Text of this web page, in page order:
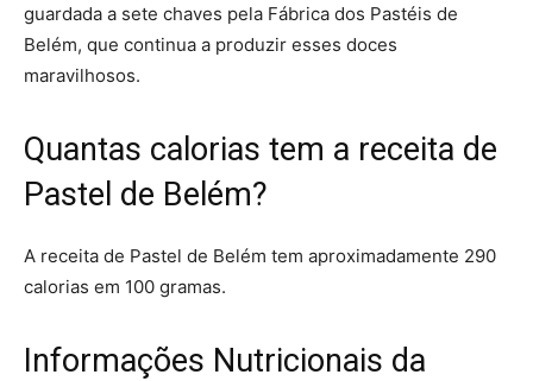
guardada a sete chaves pela Fábrica dos Pastéis de
Belém, que continua a produzir esses doces
maravilhosos.
Quantas calorias tem a receita de
Pastel de Belém?
A receita de Pastel de Belém tem aproximadamente 290
calorias em 100 gramas.
Informações Nutricionais da